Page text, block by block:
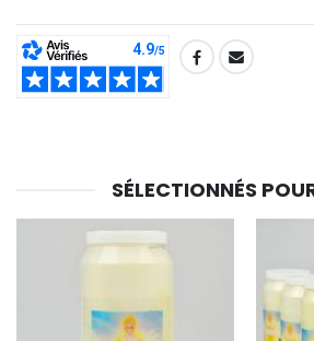
SHARE:
SÉLECTIONNÉS